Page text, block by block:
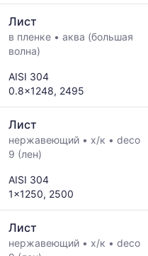
по
актуальным
предложениям
и
по
мере
обновления
прайс-
листов.
Лист
в пленке • аква (большая
волна)
AISI 304
0.8x1248, 2495
Лист
нержавеющий • х/к • deco
9 (лен)
AISI 304
1x1250, 2500
Лист
нержавеющий • х/к • deco